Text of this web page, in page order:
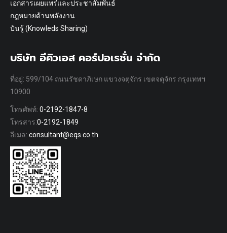
เอกสารเผยแพร่และประชาสัมพันธ์
กฎหมายด้านพลังงาน
ปันรู้ (Knowleds Sharing)
บริษัท อีคิวเอส คอร์ปอเรชั่น จำกัด
ที่อยู่: 599/104 ถนนรัชดาภิเษก แขวงจตุจักร เขตจตุจักร กรุงเทพฯ
10900
โทรศัพท์: 0-2192-1847-8
โทรสาร:0-2192-1849
อีเมล: consultant@eqs.co.th